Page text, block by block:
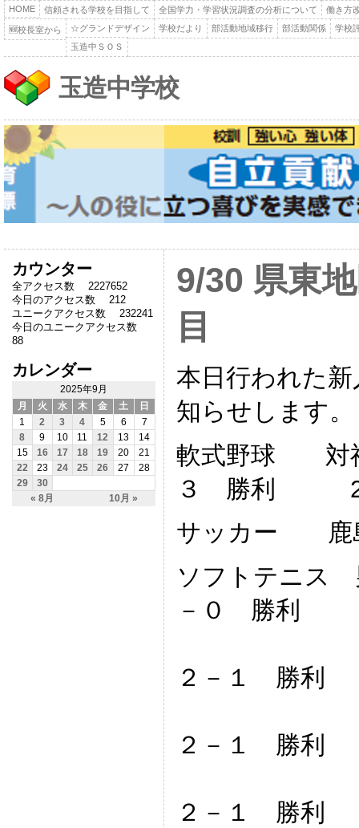
HOME 信頼される学校を目指して 全国学力・学習状況調査の分析について 働き方
🆕校長室から ☆グランドデザイン 学校だより 部活動地域移行 部活動関係
学校
玉造中ＳＯＳ
玉造中学校
カウンター
全アクセス数 2227652
今日のアクセス数 212
ユニークアクセス数 232241
今日のユニークアクセス数
88
カレンダー
2025年9月
月
火 水 木 金 土 日
« 8月 10月 »
1 2 3 4 5 6
7
8
9 10 11 12 13
14
15
16 17 18 19 20
21
22
23 24 25 26 27
28
29
30
9/30 県東
目
本日行われた
知らせします。
軟式野球 対
３ 勝利 2
サッカー 鹿
ソフトテニ
－０ 勝利
２－１ 勝利
２－１ 勝利
２－１ 勝